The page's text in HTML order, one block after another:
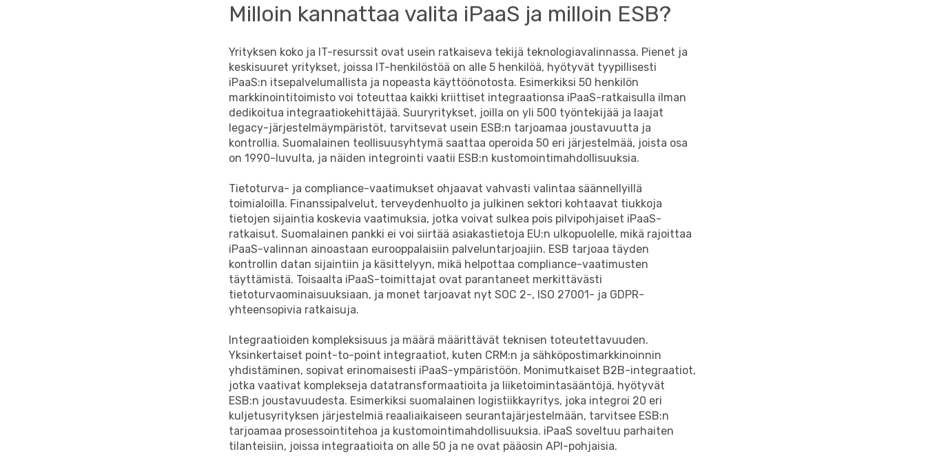
Milloin kannattaa valita iPaaS ja milloin ESB?
Yrityksen koko ja IT-resurssit ovat usein ratkaiseva tekijä teknologiavalinnassa. Pienet ja
keskisuuret yritykset, joissa IT-henkilöstöä on alle 5 henkilöä, hyötyvät tyypillisesti
iPaaS:n itsepalvelumallista ja nopeasta käyttöönotosta. Esimerkiksi 50 henkilön
markkinointitoimisto voi toteuttaa kaikki kriittiset integraationsa iPaaS-ratkaisulla ilman
dedikoitua integraatiokehittäjää. Suuryritykset, joilla on yli 500 työntekijää ja laajat
legacy-järjestelmäympäristöt, tarvitsevat usein ESB:n tarjoamaa joustavuutta ja
kontrollia. Suomalainen teollisuusyhtymä saattaa operoida 50 eri järjestelmää, joista osa
on 1990-luvulta, ja näiden integrointi vaatii ESB:n kustomointimahdollisuuksia.
Tietoturva- ja compliance-vaatimukset ohjaavat vahvasti valintaa säännellyillä
toimialoilla. Finanssipalvelut, terveydenhuolto ja julkinen sektori kohtaavat tiukkoja
tietojen sijaintia koskevia vaatimuksia, jotka voivat sulkea pois pilvipohjaiset iPaaS-
ratkaisut. Suomalainen pankki ei voi siirtää asiakastietoja EU:n ulkopuolelle, mikä rajoittaa
iPaaS-valinnan ainoastaan eurooppalaisiin palveluntarjoajiin. ESB tarjoaa täyden
kontrollin datan sijaintiin ja käsittelyyn, mikä helpottaa compliance-vaatimusten
täyttämistä. Toisaalta iPaaS-toimittajat ovat parantaneet merkittävästi
tietoturvaominaisuuksiaan, ja monet tarjoavat nyt SOC 2-, ISO 27001- ja GDPR-
yhteensopivia ratkaisuja.
Integraatioiden kompleksisuus ja määrä määrittävät teknisen toteutettavuuden.
Yksinkertaiset point-to-point integraatiot, kuten CRM:n ja sähköpostimarkkinoinnin
yhdistäminen, sopivat erinomaisesti iPaaS-ympäristöön. Monimutkaiset B2B-integraatiot,
jotka vaativat komplekseja datatransformaatioita ja liiketoimintasääntöjä, hyötyvät
ESB:n joustavuudesta. Esimerkiksi suomalainen logistiikkayritys, joka integroi 20 eri
kuljetusyrityksen järjestelmiä reaaliaikaiseen seurantajärjestelmään, tarvitsee ESB:n
tarjoamaa prosessointitehoa ja kustomointimahdollisuuksia. iPaaS soveltuu parhaiten
tilanteisiin, joissa integraatioita on alle 50 ja ne ovat pääosin API-pohjaisia.